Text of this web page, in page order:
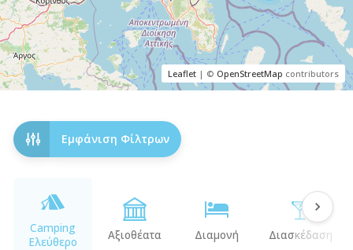
Εμφάνιση Φίλτρων
Camping
Ελεύθερο
Αξιοθέατα Διαμονή Διασκέδαση
Leaflet | © OpenStreetMap contributors